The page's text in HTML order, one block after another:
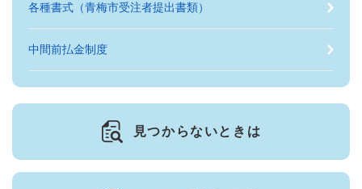
各種書式（青梅市受注者提出書類）
中間前払金制度
見つからないときは